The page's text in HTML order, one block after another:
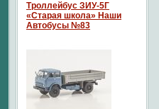
Троллейбус ЗИУ-5Г
«Старая школа» Наши
Автобусы №83